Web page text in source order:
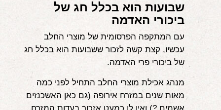
052-6868768
שבועות הוא בכלל חג של
ביכורי האדמה
עם המתקפה הפרסומית של מוצרי החלב
עכשיו, קצת קשה לזכור ששבועות הוא בכלל חג
של ביכורי פרי האדמה.
מנהג אכילת מוצרי החלב התחיל לפני כמה
מאות שנים במזרח אירופה (גם כאן האשכנזים